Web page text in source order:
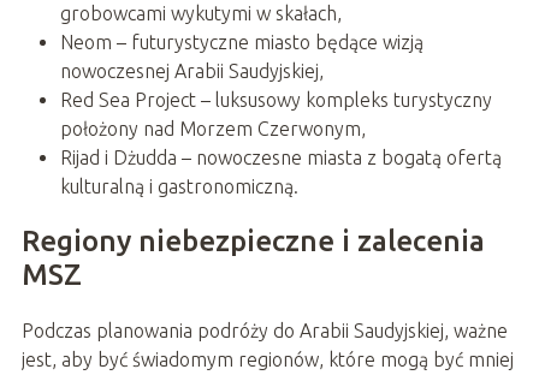
grobowcami wykutymi w skałach,
Neom – futurystyczne miasto będące wizją
nowoczesnej Arabii Saudyjskiej,
Red Sea Project – luksusowy kompleks turystyczny
położony nad Morzem Czerwonym,
Rijad i Dżudda – nowoczesne miasta z bogatą ofertą
kulturalną i gastronomiczną.
Regiony niebezpieczne i zalecenia
MSZ
Podczas planowania podróży do Arabii Saudyjskiej, ważne
jest, aby być świadomym regionów, które mogą być mniej